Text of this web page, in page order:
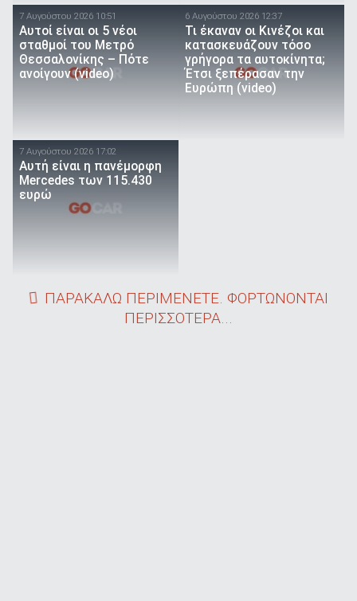
7 Αυγούστου 2026 10:51
Αυτοί είναι οι 5 νέοι
σταθμοί του Μετρό
Θεσσαλονίκης – Πότε
ανοίγουν (video)
6 Αυγούστου 2026 12:37
Τι έκαναν οι Κινέζοι και
κατασκευάζουν τόσο
γρήγορα τα αυτοκίνητα;
Έτσι ξεπέρασαν την
Ευρώπη (video)
7 Αυγούστου 2026 17:02
Αυτή είναι η πανέμορφη
Mercedes των 115.430
ευρώ
ΠΑΡΑΚΑΛΩ ΠΕΡΙΜΕΝΕΤΕ. ΦΟΡΤΩΝΟΝΤΑΙ
ΠΕΡΙΣΣΟΤΕΡΑ...